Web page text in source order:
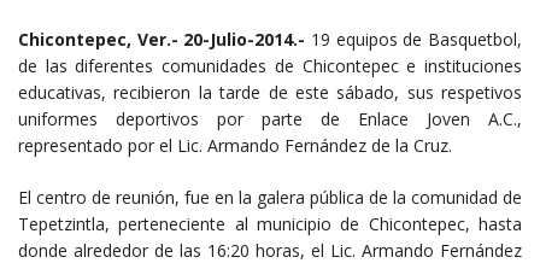
Chicontepec, Ver.- 20-Julio-2014.- 19 equipos de Basquetbol,
de las diferentes comunidades de Chicontepec e instituciones
educativas, recibieron la tarde de este sábado, sus respetivos
uniformes deportivos por parte de Enlace Joven A.C.,
representado por el Lic. Armando Fernández de la Cruz.
El centro de reunión, fue en la galera pública de la comunidad de
Tepetzintla, perteneciente al municipio de Chicontepec, hasta
donde alrededor de las 16:20 horas, el Lic. Armando Fernández